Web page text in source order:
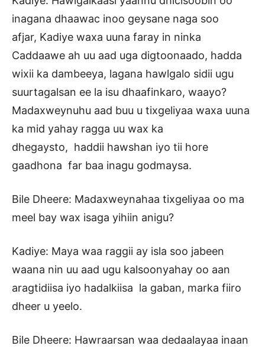
inagana dhaawac inoo geysane naga soo
afjar, Kadiye waxa uuna faray in ninka
Caddaawe ah uu aad uga digtoonaado, hadda
wixii ka dambeeya, lagana hawlgalo sidii ugu
suurtagalsan ee la isu dhaafinkaro, waayo?
Madaxweynuhu aad buu u tixgeliyaa waxa uuna
ka mid yahay ragga uu wax ka
dhegaysto, haddii hawshan iyo tii hore
gaadhona far baa inagu godmaysa.
Bile Dheere: Madaxweynahaa tixgeliyaa oo ma
meel bay wax isaga yihiin anigu?
Kadiye: Maya waa raggii ay isla soo jabeen
waana nin uu aad ugu kalsoonyahay oo aan
aragtidiisa iyo hadalkiisa la gaban, marka fiiro
dheer u yeelo.
Bile Dheere: Hawraarsan waa dedaalayaa inaan